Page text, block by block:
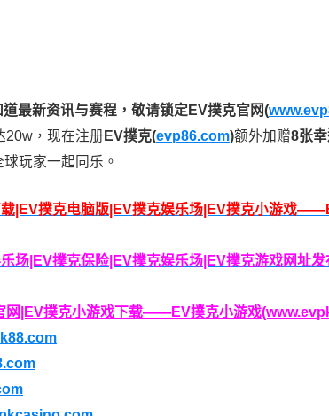
最新资讯与赛程， 敬请锁定EV撲克官网(
20w，现在注册 EV撲克(evp86.com)额外加赠8张
球玩家一起同乐。
|EV撲克电脑版|EV撲克娱乐场|EV撲克小游戏
场|EV撲克保险|EV撲克娱乐场|EV撲克游戏网址
网|EV撲克小游戏下载——EV撲克小游戏